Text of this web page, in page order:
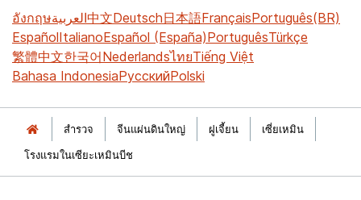
อังกฤษالعربية中文Deutsch日本語FrançaisPortuguês(BR)
EspañolItalianoEspañol (España)PortuguêsTürkçe
繁體中文한국어NederlandsไทยTiếng Việt
Bahasa IndonesiaРусскийPolski
สำรวจ จีนแผ่นดินใหญ่ ฝูเจี้ยน
เซี่ยเหมิน
โรงแรมในเซียะเหมินบีช